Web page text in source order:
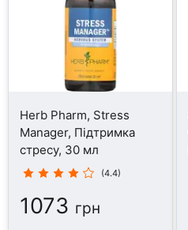
Herb Pharm, Stress
Manager, Підтримка
стресу, 30 мл
(4.4)
1073 грн